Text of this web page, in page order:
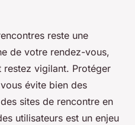
reste une
de votre rendez-vous,
vigilant. Protéger
évite bien des
sites de rencontre en
utilisateurs est un enjeu